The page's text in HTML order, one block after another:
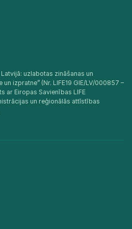
uzlabotas zināšanas un
izpratne” (Nr. LIFE19 GIE/LV/000857 –
ar Eiropas Savienības LIFE
un reģionālās attīstības